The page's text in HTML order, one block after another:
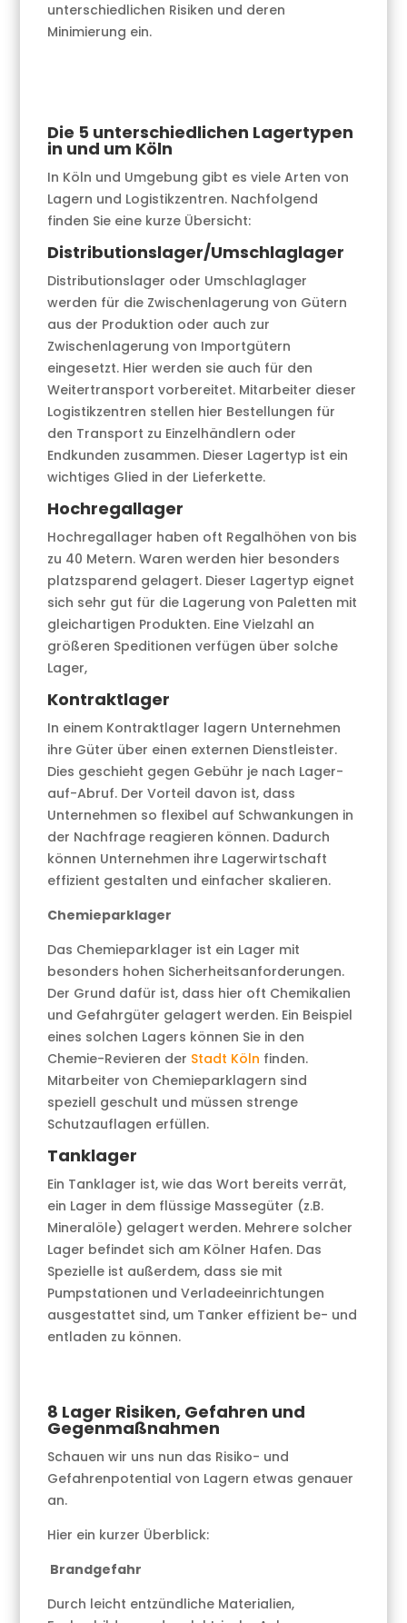
unterschiedlichen Risiken und deren
Minimierung ein.
Die 5 unterschiedlichen Lagertypen
in und um Köln
In Köln und Umgebung gibt es viele Arten von
Lagern und Logistikzentren. Nachfolgend
finden Sie eine kurze Übersicht:
Distributionslager/Umschlaglager
Distributionslager oder Umschlaglager
werden für die Zwischenlagerung von Gütern
aus der Produktion oder auch zur
Zwischenlagerung von Importgütern
eingesetzt. Hier werden sie auch für den
Weitertransport vorbereitet. Mitarbeiter dieser
Logistikzentren stellen hier Bestellungen für
den Transport zu Einzelhändlern oder
Endkunden zusammen. Dieser Lagertyp ist ein
wichtiges Glied in der Lieferkette.
Hochregallager
Hochregallager haben oft Regalhöhen von bis
zu 40 Metern. Waren werden hier besonders
platzsparend gelagert. Dieser Lagertyp eignet
sich sehr gut für die Lagerung von Paletten mit
gleichartigen Produkten. Eine Vielzahl an
größeren Speditionen verfügen über solche
Lager,
Kontraktlager
In einem Kontraktlager lagern Unternehmen
ihre Güter über einen externen Dienstleister.
Dies geschieht gegen Gebühr je nach Lager-
auf-Abruf. Der Vorteil davon ist, dass
Unternehmen so flexibel auf Schwankungen in
der Nachfrage reagieren können. Dadurch
können Unternehmen ihre Lagerwirtschaft
effizient gestalten und einfacher skalieren.
Chemieparklager
Das Chemieparklager ist ein Lager mit
besonders hohen Sicherheitsanforderungen.
Der Grund dafür ist, dass hier oft Chemikalien
und Gefahrgüter gelagert werden. Ein Beispiel
eines solchen Lagers können Sie in den
Chemie-Revieren der Stadt Köln finden.
Mitarbeiter von Chemieparklagern sind
speziell geschult und müssen strenge
Schutzauflagen erfüllen.
Tanklager
Ein Tanklager ist, wie das Wort bereits verrät,
ein Lager in dem flüssige Massegüter (z.B.
Mineralöle) gelagert werden. Mehrere solcher
Lager befindet sich am Kölner Hafen. Das
Spezielle ist außerdem, dass sie mit
Pumpstationen und Verladeeinrichtungen
ausgestattet sind, um Tanker effizient be- und
entladen zu können.
8 Lager Risiken, Gefahren und
Gegenmaßnahmen
Schauen wir uns nun das Risiko- und
Gefahrenpotential von Lagern etwas genauer
an.
Hier ein kurzer Überblick:
Brandgefahr
Durch leicht entzündliche Materialien,